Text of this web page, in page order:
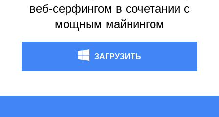
веб-серфингом в сочетании с
мощным майнингом
ЗАГРУЗИТЬ